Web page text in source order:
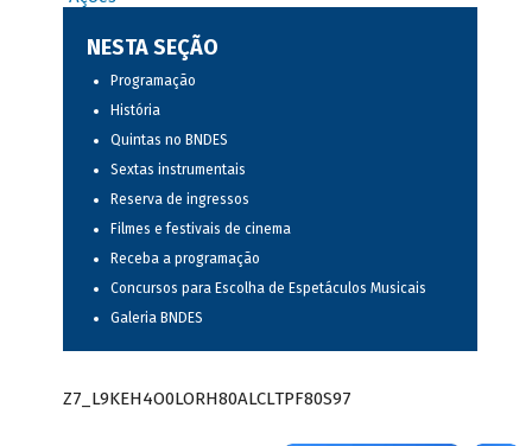
NESTA SEÇÃO
Programação
História
Quintas no BNDES
Sextas instrumentais
Reserva de ingressos
Filmes e festivais de cinema
Receba a programação
Concursos para Escolha de Espetáculos Musicais
Galeria BNDES
Z7_L9KEH4O0LORH80ALCLTPF80S97